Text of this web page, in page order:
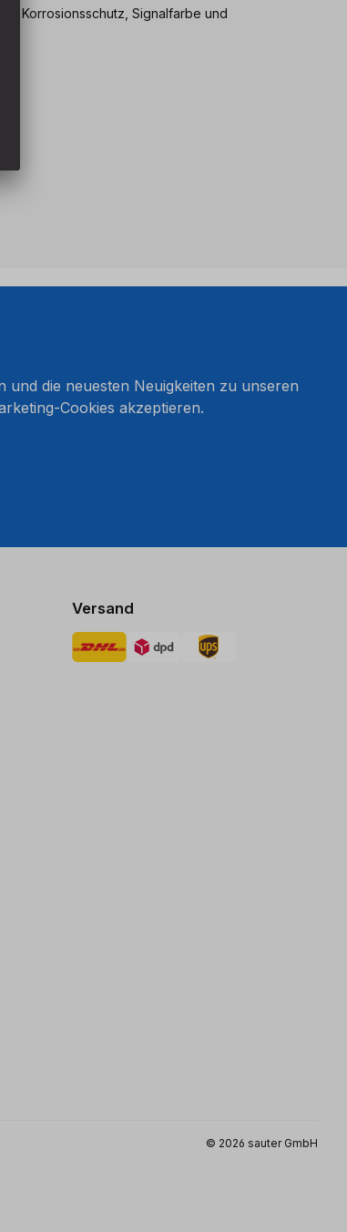
Korrosionsschutz, Signalfarbe und
die neuesten Neuigkeiten zu unseren
Cookies akzeptieren.
Versand
© 2026 sauter GmbH